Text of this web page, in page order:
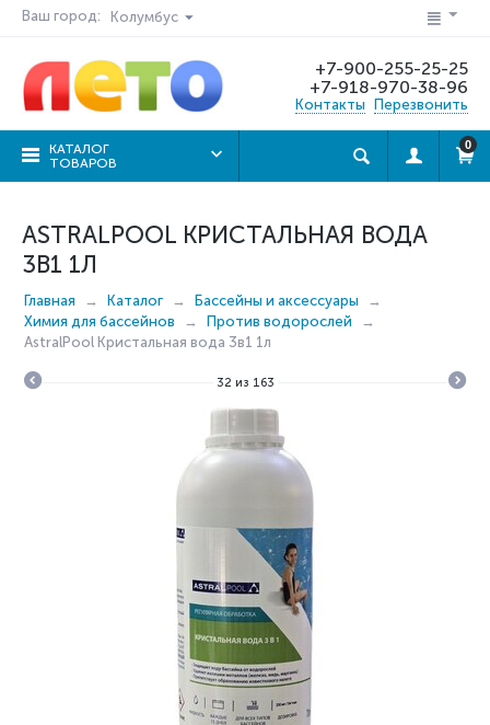
Ваш город: Колумбус
+7-900-255-25-25
+7-918-970-38-96
Контакты Перезвонить
КАТАЛОГ
ТОВАРОВ
0
ASTRALPOOL КРИСТАЛЬНАЯ ВОДА
3В1 1Л
Главная Каталог
Бассейны и аксессуары
Химия для бассейнов
Против водорослей
AstralPool Кристальная вода 3в1 1л
32 из 163